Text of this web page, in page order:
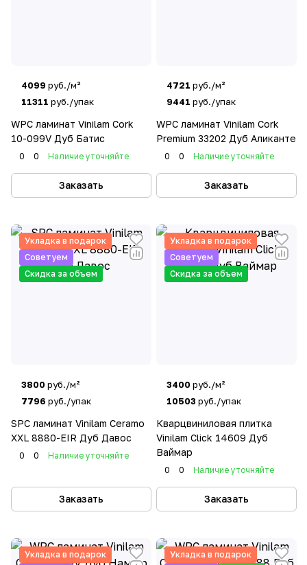
4099 руб./м²
11311 руб./упак
WPC ламинат Vinilam Cork
10-099V Дуб Батис
0 0 Наличие уточняйте
Заказать
4721 руб./м²
9441 руб./упак
WPC ламинат Vinilam Cork
Premium 33202 Дуб Аликанте
0 0 Наличие уточняйте
Заказать
Укладка в подарок
Советуем
Скидка за объем
3800 руб./м²
7796 руб./упак
SPC ламинат Vinilam Ceramo
XXL 8880-EIR Дуб Давос
0 0 Наличие уточняйте
Заказать
Укладка в подарок
Советуем
Скидка за объем
3400 руб./м²
10503 руб./упак
Кварцвиниловая плитка
Vinilam Click 14609 Дуб
Ваймар
0 0 Наличие уточняйте
Заказать
Укладка в подарок
Укладка в подарок